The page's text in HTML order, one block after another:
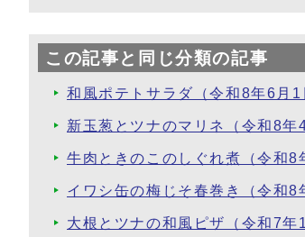
この記事と同じ分類の記事
和風ポテトサラダ（令和8年6月1
新玉葱とツナのマリネ（令和8年
牛肉ときのこのしぐれ煮（令和8
イワシ缶の梅じそ春巻き（令和8
大根とツナの和風ピザ（令和7年